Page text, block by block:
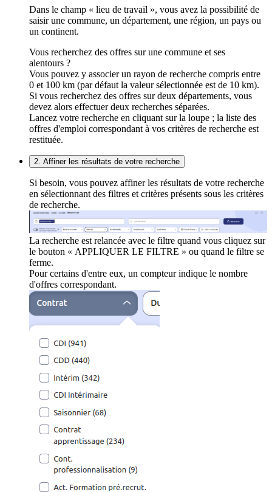
Dans le champ « lieu de travail », vous avez la possibilité de
saisir une commune, un département, une région, un pays ou
un continent.
Vous recherchez des offres sur une commune et ses
alentours ?
Vous pouvez y associer un rayon de recherche compris entre
0 et 100 km (par défaut la valeur sélectionnée est de 10 km).
Si vous recherchez des offres sur deux départements, vous
devez alors effectuer deux recherches séparées.
Lancez votre recherche en cliquant sur la loupe ; la liste des
offres d'emploi correspondant à vos critères de recherche est
restituée.
2. Affiner les résultats de votre recherche
Si besoin, vous pouvez affiner les résultats de votre recherche
en sélectionnant des filtres et critères présents sous les critères
de recherche.
La recherche est relancée avec le filtre quand vous cliquez sur
le bouton « APPLIQUER LE FILTRE » ou quand le filtre se
ferme.
Pour certains d'entre eux, un compteur indique le nombre
d'offres correspondant.